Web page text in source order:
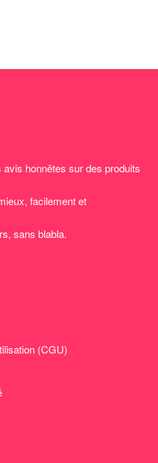
avis honnêtes sur des produits
facilement et
sans blabla.
(CGU)